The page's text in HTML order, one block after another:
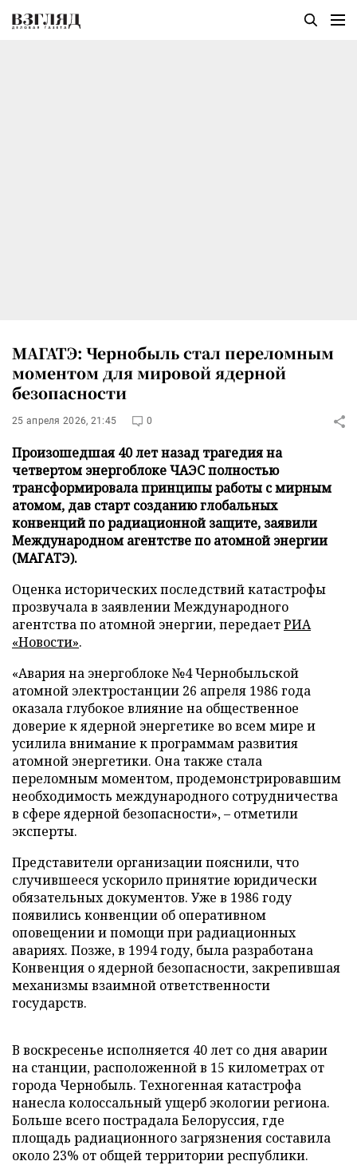
МАГАТЭ: Чернобыль стал переломным
моментом для мировой ядерной
безопасности
25 апреля 2026, 21:45 0
Произошедшая 40 лет назад трагедия на
четвертом энергоблоке ЧАЭС полностью
трансформировала принципы работы с мирным
атомом, дав старт созданию глобальных
конвенций по радиационной защите, заявили
Международном агентстве по атомной энергии
(МАГАТЭ).
Оценка исторических последствий катастрофы
прозвучала в заявлении Международного
агентства по атомной энергии, передаетРИА
«Новости».
«Авария на энергоблоке №4 Чернобыльской
атомной электростанции 26 апреля 1986 года
оказала глубокое влияние на общественное
доверие к ядерной энергетике во всем мире и
усилила внимание к программам развития
атомной энергетики. Она также стала
переломным моментом, продемонстрировавшим
необходимость международного сотрудничества
в сфере ядерной безопасности», – отметили
эксперты.
Представители организации пояснили, что
случившееся ускорило принятие юридически
обязательных документов. Уже в 1986 году
появились конвенции об оперативном
оповещении и помощи при радиационных
авариях. Позже, в 1994 году, была разработана
Конвенция о ядерной безопасности, закрепившая
механизмы взаимной ответственности
государств.
В воскресенье исполняется 40 лет со дня аварии
на станции, расположенной в 15 километрах от
города Чернобыль. Техногенная катастрофа
нанесла колоссальный ущерб экологии региона.
Больше всего пострадала Белоруссия, где
площадь радиационного загрязнения составила
около 23% от общей территории республики.